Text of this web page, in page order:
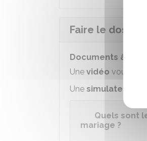
Faire le
Documents à
Une vidéo vous
Une simulateur
Quels sont
mariage ?